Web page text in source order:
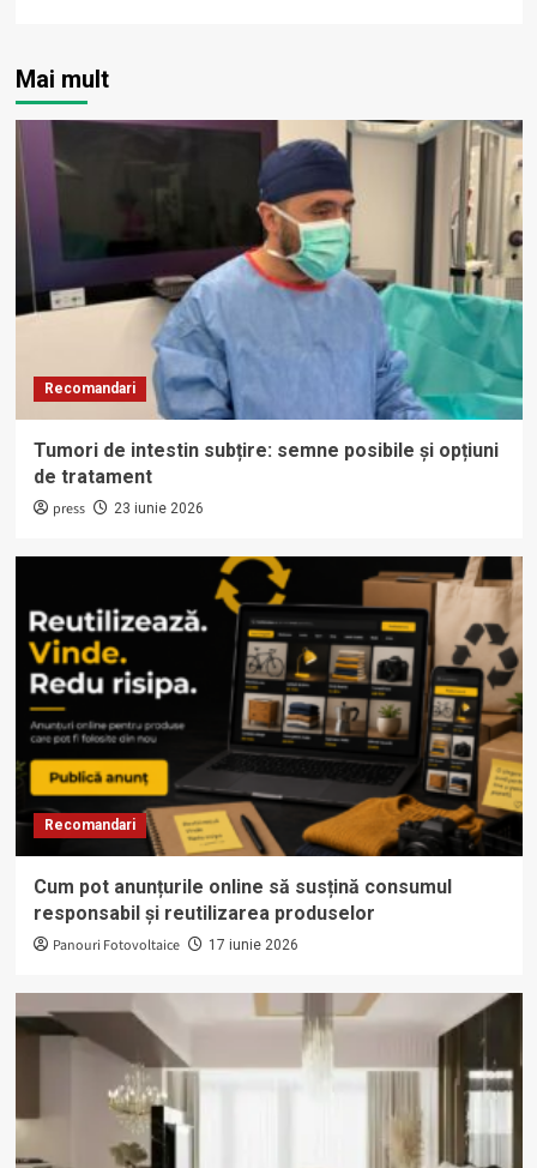
Mai mult
Recomandari
Tumori de intestin subțire: semne posibile și opțiuni
de tratament
press 23 iunie 2026
Recomandari
Cum pot anunțurile online să susțină consumul
responsabil și reutilizarea produselor
Panouri Fotovoltaice 17 iunie 2026